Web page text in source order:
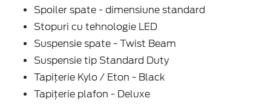
Spoiler spate - dimensiune standard
Stopuri cu tehnologie LED
Suspensie spate - Twist Beam
Suspensie tip Standard Duty
Tapițerie Kylo / Eton - Black
Tapițerie plafon - Deluxe